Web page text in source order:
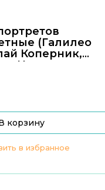
Коперник,
Иога
корзину
в избранное